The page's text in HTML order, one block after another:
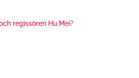
regissören Hu Mei?